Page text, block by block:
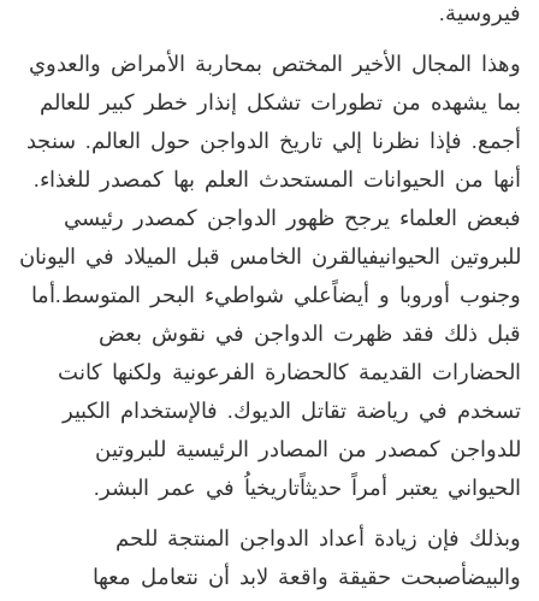
فيروسية.
وهذا المجال الأخير المختص بمحاربة الأمراض والعدوي
بما يشهده من تطورات تشكل إنذار خطر كبير للعالم
أجمع. فإذا نظرنا إلي تاريخ الدواجن حول العالم. سنجد
أنها من الحيوانات المستحدث العلم بها كمصدر للغذاء.
فبعض العلماء يرجح ظهور الدواجن كمصدر رئيسي
للبروتين الحيوانيفيالقرن الخامس قبل الميلاد في اليونان
وجنوب أوروبا و أيضاًعلي شواطيء البحر المتوسط.أما
قبل ذلك فقد ظهرت الدواجن في نقوش بعض
الحضارات القديمة كالحضارة الفرعونية ولكنها كانت
تسخدم في رياضة تقاتل الديوك. فالإستخدام الكبير
للدواجن كمصدر من المصادر الرئيسية للبروتين
الحيواني يعتبر أمراً حديثاًتاريخياُ في عمر البشر.
وبذلك فإن زيادة أعداد الدواجن المنتجة للحم
والبيضأصبحت حقيقة واقعة لابد أن نتعامل معها